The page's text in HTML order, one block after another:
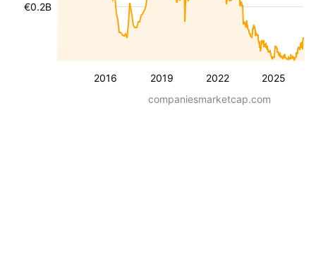
2016 2019 2022 2025
€0.2B
companiesmarketcap.com